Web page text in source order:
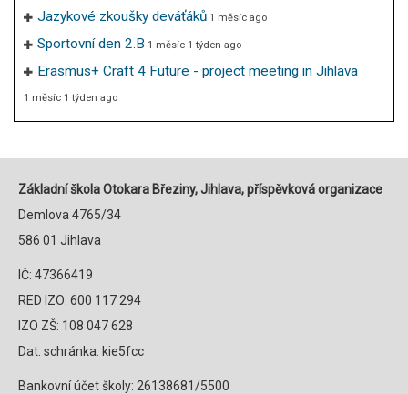
Jazykové zkoušky deváťáků 1 měsíc ago
Sportovní den 2.B 1 měsíc 1 týden ago
Erasmus+ Craft 4 Future - project meeting in Jihlava
1 měsíc 1 týden ago
Základní škola Otokara Březiny, Jihlava, příspěvková organizace
Demlova 4765/34
586 01 Jihlava
IČ: 47366419
RED IZO: 600 117 294
IZO ZŠ: 108 047 628
Dat. schránka: kie5fcc
Bankovní účet školy: 26138681/5500